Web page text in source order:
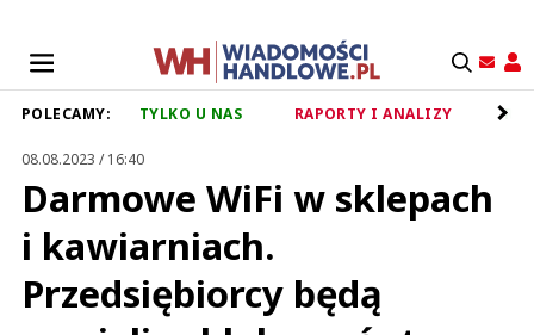
POLECAMY: TYLKO U NAS RAPORTY I ANALIZY
08.08.2023 / 16:40
Darmowe WiFi w sklepach
i kawiarniach.
Przedsiębiorcy będą